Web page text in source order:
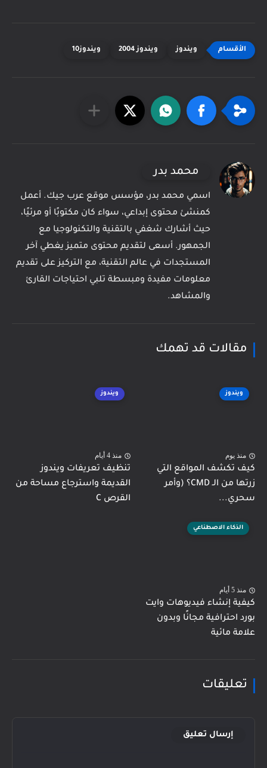
ويندوز ويندوز 2004 ويندوز10
محمد بدر
اسمي محمد بدر، مؤسس موقع عرب جيك. أعمل
كمنشئ محتوى إبداعي، سواء كان مكتوبًا أو مرئيًا،
حيث أشارك شغفي بالتقنية والتكنولوجيا مع
الجمهور. أسعى لتقديم محتوى متميز يغطي آخر
المستجدات في عالم التقنية، مع التركيز على تقديم
معلومات مفيدة ومبسطة تلبي احتياجات القارئ
والمشاهد.
مقالات قد تهمك
ويندوز
منذ يوم
كيف تكشف المواقع التي
زرتها من الـ CMD؟ (وأمر
سحري...
ويندوز
منذ 4 أيام
تنظيف تعريفات ويندوز
القديمة واسترجاع مساحة من
القرص C
الذكاء الاصطناعي
منذ 5 أيام
كيفية إنشاء فيديوهات وايت
بورد احترافية مجانًا وبدون
علامة مائية
تعليقات
إرسال تعليق